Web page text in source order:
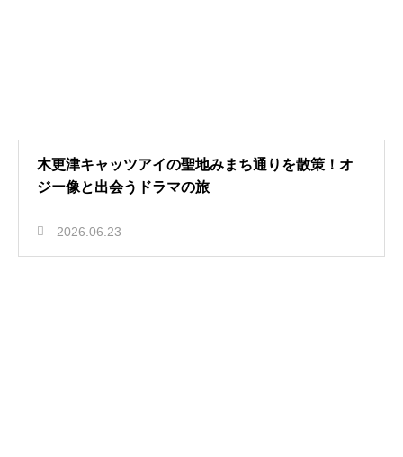
木更津キャッツアイの聖地みまち通りを散策！オ
ジー像と出会うドラマの旅
2026.06.23